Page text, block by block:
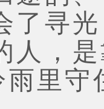
了寻
人，
里守